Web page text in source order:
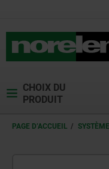
CHOIX DU
PRODUIT
PAGE D’ACCUEIL